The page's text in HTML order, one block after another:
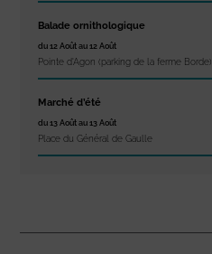
Balade ornithologique
du 12 Août au 12 Août
Pointe d'Agon (parking de la ferme Borde)
Marché d’été
du 13 Août au 13 Août
Place du Général de Gaulle